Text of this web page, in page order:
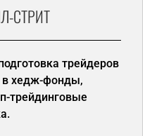
СТРИТ
трейдеров
в хедж-фонды,
трейдинговые